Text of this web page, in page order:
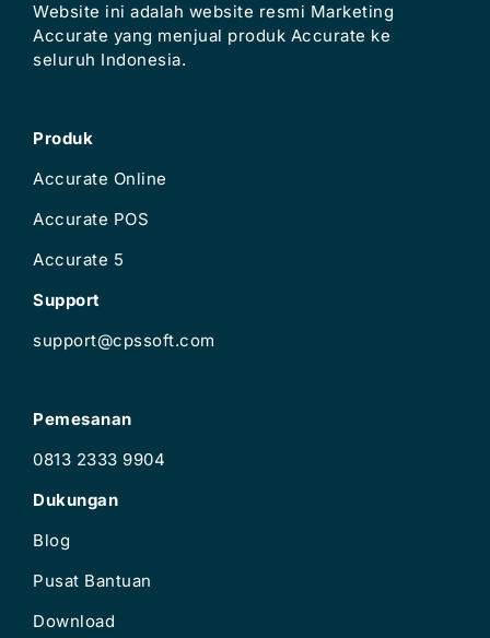
Website ini adalah website resmi Marketing
Accurate yang menjual produk Accurate ke
seluruh Indonesia.
Produk
Accurate Online
Accurate POS
Accurate 5
Support
support@cpssoft.com
Pemesanan
0813 2333 9904
Dukungan
Blog
Pusat Bantuan
Download